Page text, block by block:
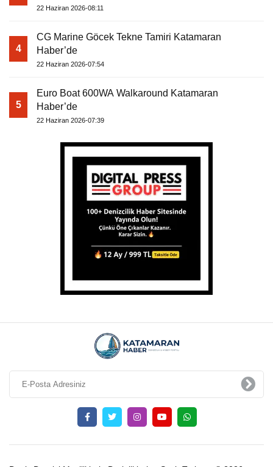
22 Haziran 2026-08:11
4
CG Marine Göcek Tekne Tamiri Katamaran
Haber’de
22 Haziran 2026-07:54
5
Euro Boat 600WA Walkaround Katamaran
Haber’de
22 Haziran 2026-07:39